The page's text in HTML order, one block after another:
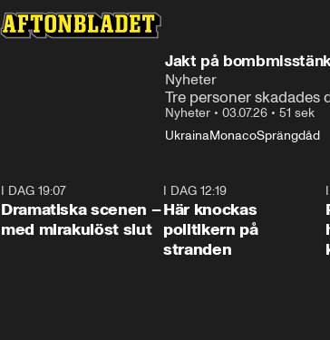
Jakt på
Nyheter
Nyheter • 03.07.26 • 51 sek
UkrainaMonacoSprängdåd
I DAG 19:07
Dramatiska scenen –
med mirakulöst slut
I DAG 12:19
Här knockas
politikern på
stranden